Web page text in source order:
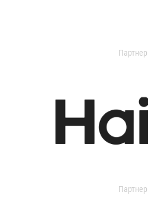
Партнер
Партнер